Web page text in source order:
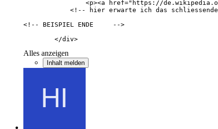
        </div>
Alles anzeigen
Inhalt melden